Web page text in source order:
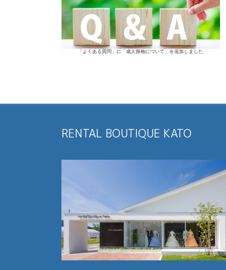
「よくある質問」に「成人振袖について」を追加しました
RENTAL BOUTIQUE KATO